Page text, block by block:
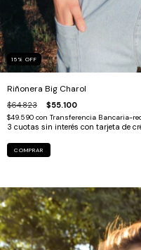
15 % OFF
Riñonera Big Charol
$64.823 $55.100
$49.590 con Transferencia Bancaria-